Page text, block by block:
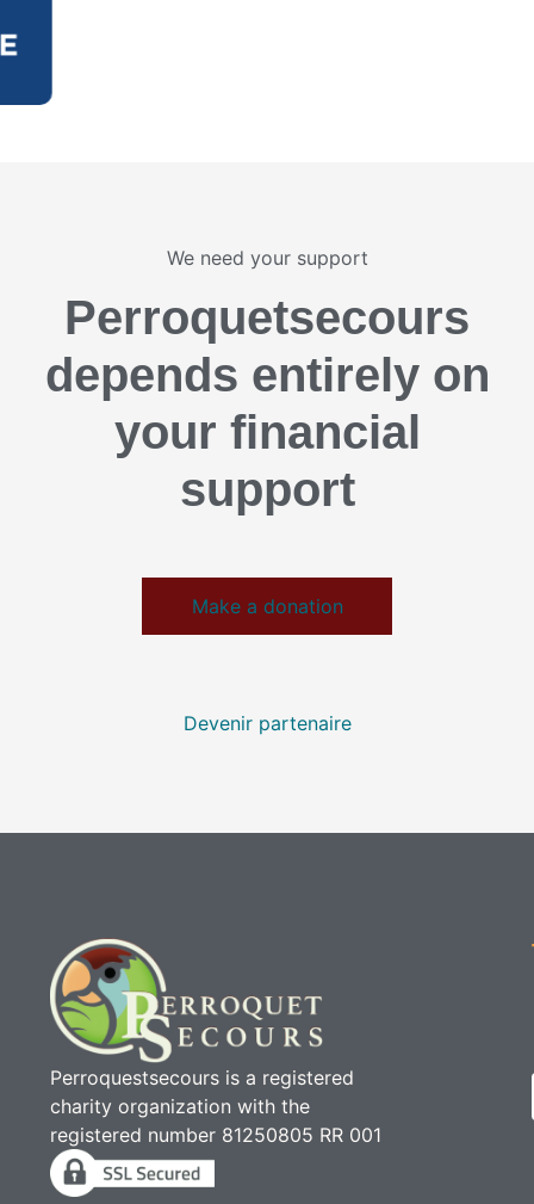
We need your support
Perroquetsecours
depends entirely on
your financial
support
Make a donation
Devenir partenaire
Perroquestsecours is a registered
charity organization with the
registered number 81250805 RR 001